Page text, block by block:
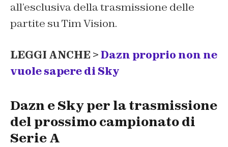
all’esclusiva della trasmissione delle
partite su Tim Vision.
LEGGI ANCHE >Dazn proprio non ne
vuole sapere di Sky
Dazn e Sky per la trasmissione
del prossimo campionato di
Serie A